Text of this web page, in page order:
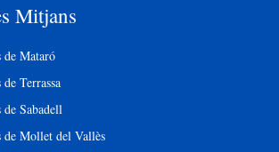
Mitjans
de Mataró
Terrassa
Sabadell
de Mollet del Vallès